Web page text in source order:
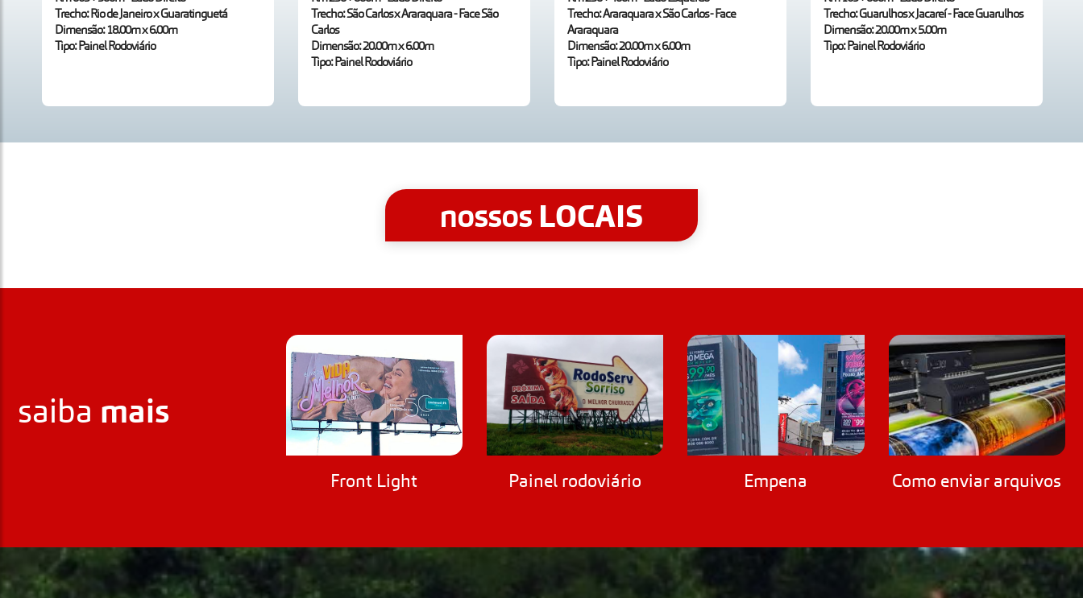
Trecho: Rio de Janeiro x Guaratinguetá
Dimensão: 18.00m x 6.00m
Tipo: Painel Rodoviário
Trecho: São Carlos x Araraquara - Face São
Carlos
Dimensão: 20.00m x 6.00m
Tipo: Painel Rodoviário
Trecho: Araraquara x São Carlos - Face
Araraquara
Dimensão: 20.00m x 6.00m
Tipo: Painel Rodoviário
Trecho: Guarulhos x Jacareí - Face Guarulhos
Dimensão: 20.00m x 5.00m
Tipo: Painel Rodoviário
nossos LOCAIS
saiba mais
Front Light Painel rodoviário Empena Como enviar arquivos